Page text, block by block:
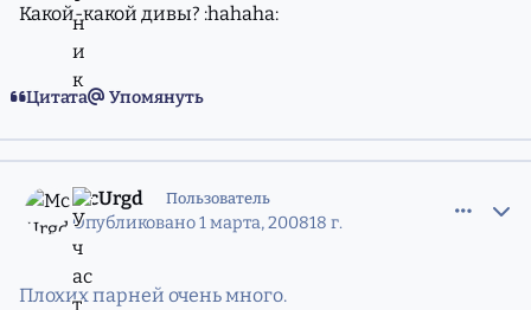
Какой-какой дивы? :hahaha:
Цитата Упомянуть
McUrgd Пользователь
Опубликовано1 марта, 200818 г.
Плохих парней очень много.